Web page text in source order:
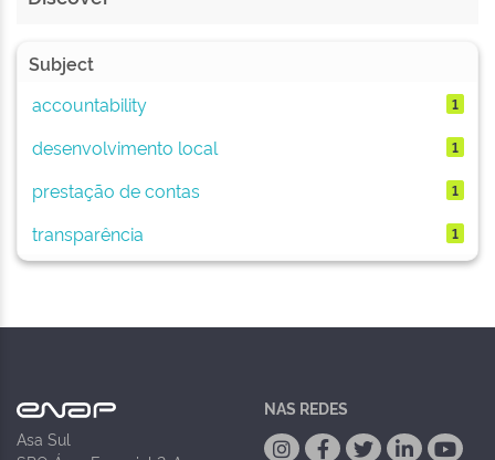
Subject
accountability
1
desenvolvimento local 1
prestação de contas 1
transparência 1
Asa Sul
NAS REDES